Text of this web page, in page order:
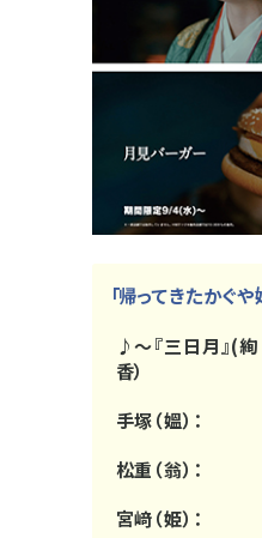
「帰ってきたかぐや
♪～『三日月』(絢
香）
手塚（媼）：
松重（翁）：
宮﨑（姫）：